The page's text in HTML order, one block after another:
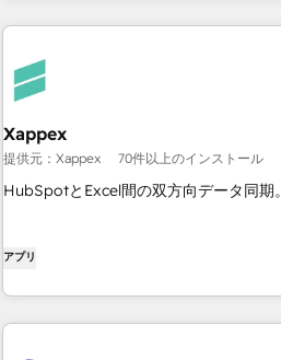
Xappex
提供元：Xappex 70件以上のインストール
HubSpotとExcel間の双方向データ同期。
アプリ